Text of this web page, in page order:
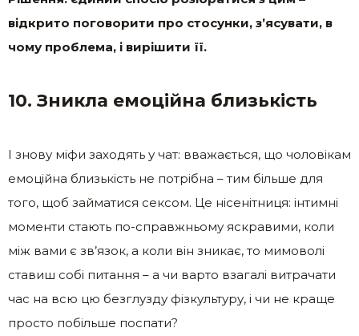
відкрито поговорити про стосунки, з’ясувати, в
чому проблема, і вирішити її.
10. Зникла емоційна близькість
І знову міфи заходять у чат: вважається, що чоловікам
емоційна близькість не потрібна – тим більше для
того, щоб займатися сексом. Це нісенітниця: інтимні
моменти стають по-справжньому яскравими, коли
між вами є зв’язок, а коли він зникає, то мимоволі
ставиш собі питання – а чи варто взагалі витрачати
час на всю цю безглузду фізкультуру, і чи не краще
просто побільше поспати?